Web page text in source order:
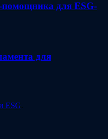
для ESG-
для
ESG.